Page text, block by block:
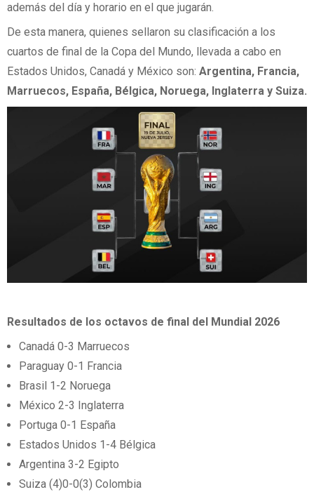
además del día y horario en el que jugarán.
De esta manera, quienes sellaron su clasificación a los
cuartos de final de la Copa del Mundo, llevada a cabo en
Estados Unidos, Canadá y México son: Argentina, Francia,
Marruecos, España, Bélgica, Noruega, Inglaterra y Suiza.
Resultados de los octavos de final del Mundial 2026
Canadá 0-3 Marruecos
Paraguay 0-1 Francia
Brasil 1-2 Noruega
México 2-3 Inglaterra
Portuga 0-1 España
Estados Unidos 1-4 Bélgica
Argentina 3-2 Egipto
Suiza (4)0-0(3) Colombia